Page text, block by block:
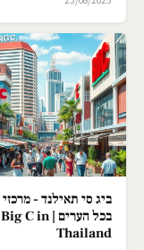
ביג סי תאילנד -
בכל הערים | Big C in
Thailand